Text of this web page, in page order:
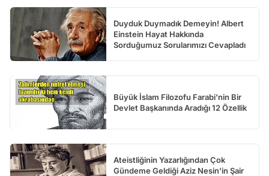
Duyduk Duymadık Demeyin! Albert
Einstein Hayat Hakkında
Sorduğumuz Sorularımızı Cevapladı
Büyük İslam Filozofu Farabi'nin Bir
Devlet Başkanında Aradığı 12 Özellik
Ateistliğinin Yazarlığından Çok
Gündeme Geldiği Aziz Nesin'in Şair